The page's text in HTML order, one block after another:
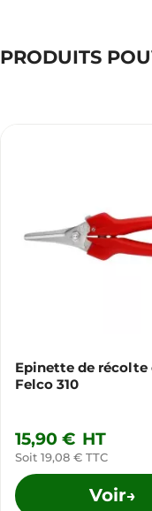
PRODUITS
Epinette de récolte
Felco 310
15,90 € HT
Soit 19,08 € TTC
Voir→